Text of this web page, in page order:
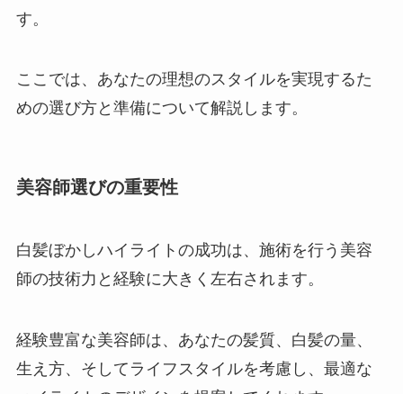
す。
ここでは、あなたの理想のスタイルを実現するた
めの選び方と準備について解説します。
美容師選びの重要性
白髪ぼかしハイライトの成功は、施術を行う美容
師の技術力と経験に大きく左右されます。
経験豊富な美容師は、あなたの髪質、白髪の量、
生え方、そしてライフスタイルを考慮し、最適な